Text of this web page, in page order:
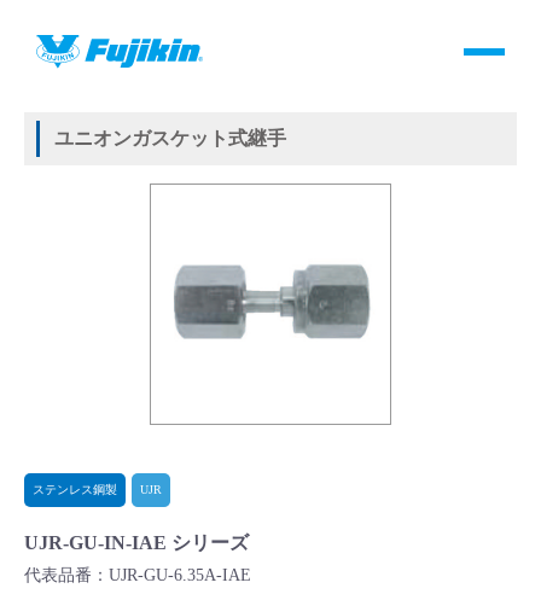
製品情報
よくあるご質問(FAQ)・用語集
Cv値・流量計算ツール
HOME 製品情報
ユニオンガスケット式継手
ステンレス鋼製 UJR
UJR-GU-IN-IAE シリーズ
代表品番：UJR-GU-6.35A-IAE